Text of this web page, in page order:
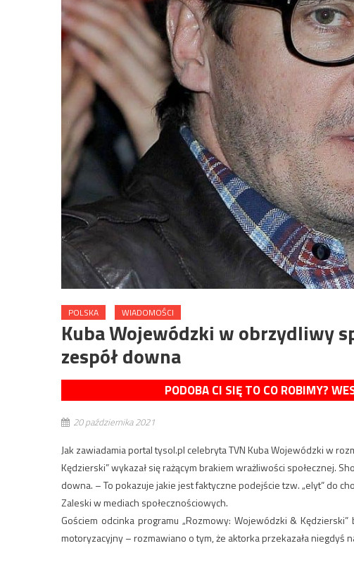
POLSKA WIADOMOŚCI
Kuba Wojewódzki w obrzydliwy
zespół downa
PODOBA CI SIĘ TO CO ROBIMY?
20 października 2021
Jak zawiadamia portal tysol.pl celebryta TVN Kuba Wojewódzki w
Kędzierski” wykazał się rażącym brakiem wrażliwości społecznej.
downa. – To pokazuje jakie jest faktyczne podejście tzw. „elyt” do
Zaleski w mediach społecznościowych.
Gościem odcinka programu „Rozmowy: Wojewódzki &
motoryzacyjny – rozmawiano o tym, że aktorka przekazała niegdyś